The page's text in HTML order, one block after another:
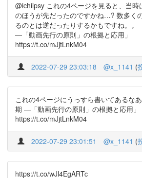
@ichiipsy これの4ページを見ると、当
のほうが先だったのですかね…? 数多く
るのとは逆だったりするかもですね。。
―「動画先行の原則」の根拠と応用」
https://t.co/mJjtLnkM04
2022-07-29 23:03:18 @x_1141 (
これの4ページにうっすら書いてあるな
期 ―「動画先行の原則」の根拠と応用」
https://t.co/mJjtLnkM04
2022-07-29 23:01:51 @x_1141 (
https://t.co/wJl4EgARTc